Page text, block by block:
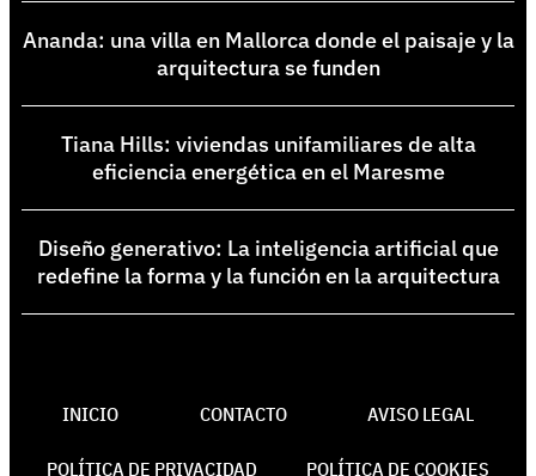
Ananda: una villa en Mallorca donde el paisaje y la
arquitectura se funden
Tiana Hills: viviendas unifamiliares de alta
eficiencia energética en el Maresme
Diseño generativo: La inteligencia artificial que
redefine la forma y la función en la arquitectura
INICIO CONTACTO AVISO LEGAL
POLÍTICA DE PRIVACIDAD POLÍTICA DE COOKIES